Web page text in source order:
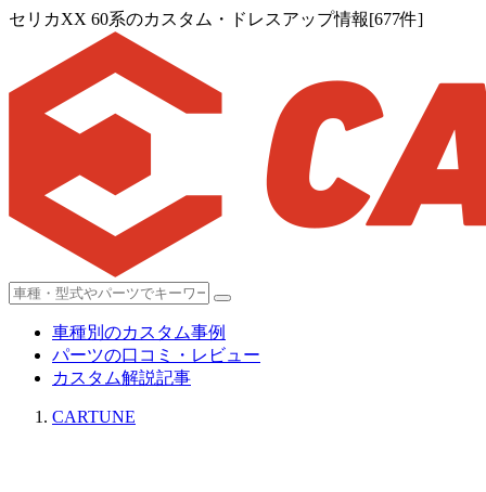
セリカXX 60系のカスタム・ドレスアップ情報[677件]
車種別のカスタム事例
パーツの口コミ・レビュー
カスタム解説記事
CARTUNE